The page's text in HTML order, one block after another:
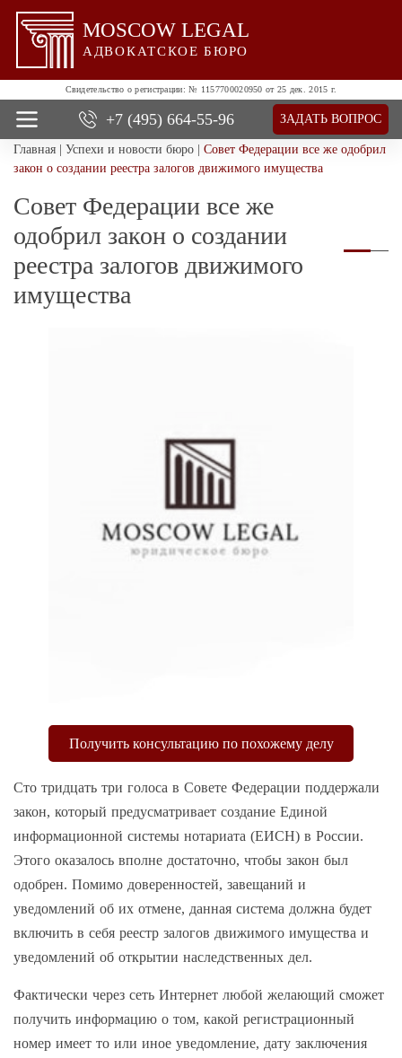
MOSCOW LEGAL
АДВОКАТСКОЕ БЮРО
Свидетельство о регистрации:№ 1157700020950 от 25 дек. 2015 г.
О нас
Все услуги
Цены
Отзывы
Новости и успехи
Контакты
+7 (495) 664-55-96 ЗАДАТЬ ВОПРОС
Главная Успехи и новости бюро
Совет Федерации все же одобрил
закон о создании реестра залогов движимого имущества
Совет Федерации все же
одобрил закон о создании
реестра залогов движимого
имущества
Получить консультацию по похожему делу
Сто тридцать три голоса в Совете Федерации поддержали
закон, который предусматривает создание Единой
информационной системы нотариата (ЕИСН) в России.
Этого оказалось вполне достаточно, чтобы закон был
одобрен. Помимо доверенностей, завещаний и
уведомлений об их отмене, данная система должна будет
включить в себя реестр залогов движимого имущества и
уведомлений об открытии наследственных дел.
Фактически через сеть Интернет любой желающий сможет
получить информацию о том, какой регистрационный
номер имеет то или иное уведомление, дату заключения